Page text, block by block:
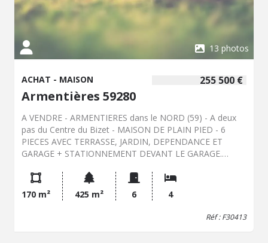
13 photos
255 500 €
ACHAT - MAISON
Armentières 59280
A VENDRE - ARMENTIERES dans le NORD (59) - A deux
pas du Centre du Bizet - MAISON DE PLAIN PIED - 6
PIECES AVEC TERRASSE, JARDIN, DEPENDANCE ET
GARAGE + STATIONNEMENT DEVANT LE GARAGE.
habitable : 170 m²- 6 Pièces. Cette MAISON offre de très
beau volumes par son bel espace SALON-SEJOUR de 65
m² donnant sur les extérieurs, ainsi qu'une grande
CUISINE aménagée de 24 m², 4 CHAMBRES , SALLE DE
170 m² 425 m² 6 4
Réf : F30413